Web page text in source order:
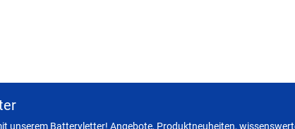
unserem Batteryletter! Angebote, Produktneuheiten,